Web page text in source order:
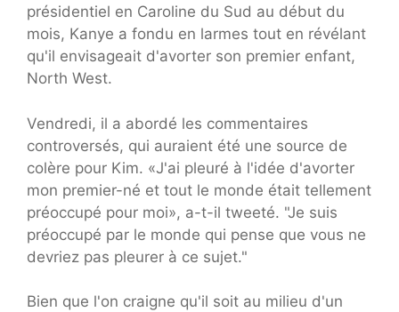
présidentiel en Caroline du Sud au début du
mois, Kanye a fondu en larmes tout en révélant
qu'il envisageait d'avorter son premier enfant,
North West.
Vendredi, il a abordé les commentaires
controversés, qui auraient été une source de
colère pour Kim. «J'ai pleuré à l'idée d'avorter
mon premier-né et tout le monde était tellement
préoccupé pour moi», a-t-il tweeté. "Je suis
préoccupé par le monde qui pense que vous ne
devriez pas pleurer à ce sujet."
Bien que l'on craigne qu'il soit au milieu d'un